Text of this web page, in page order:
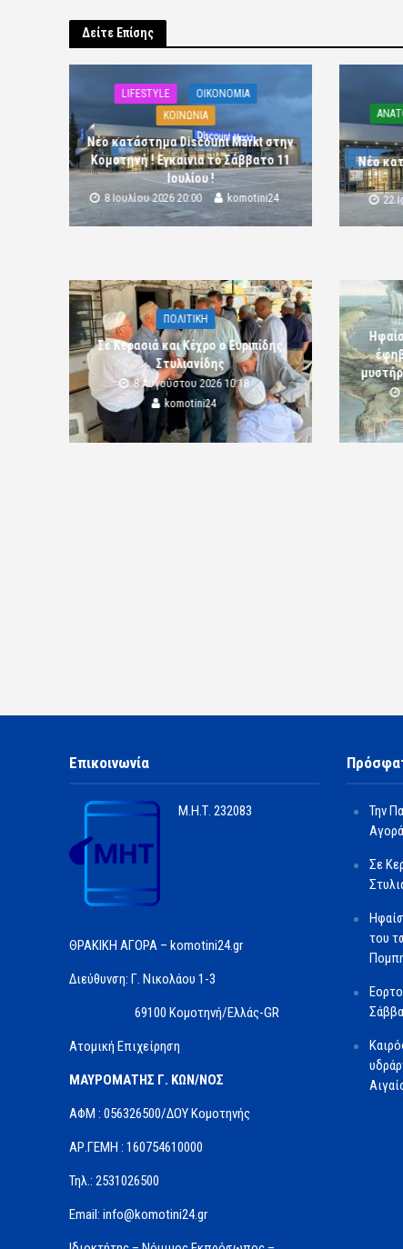
Δείτε Επίσης
LIFESTYLE
OIKONOMIA
ΚΟΙΝΩΝΙΑ
Νέο κατάστημα Discount Markt στην
Κομοτηνή ! Εγκαίνια το Σάββατο 11
Ιουλίου !
8 Ιουλίου 2026 20:00 komotini24
Νέο
22
ΠΟΛΙΤΙΚΗ
Σε Κερασιά και Κέχρο ο Ευριπίδης
Στυλιανίδης
8 Αυγούστου 2026 10:18
komotini24
Επικοινωνία
Μ.Η.Τ. 232083
ΘΡΑΚΙΚΗ ΑΓΟΡΑ – komotini24.gr
Διεύθυνση: Γ. Νικολάου 1-3
69100 Κομοτηνή/Ελλάς-GR
Ατομική Επιχείρηση
ΜΑΥΡΟΜΑΤΗΣ Γ. ΚΩΝ/ΝΟΣ
ΑΦΜ : 056326500/ΔOΥ Κομοτηνής
ΑΡ.ΓΕΜΗ : 160754610000
Τηλ.: 2531026500
Email: info@komotini24.gr
Την
Σε
του